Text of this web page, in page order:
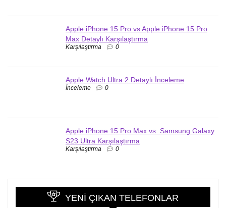
Apple iPhone 15 Pro vs Apple iPhone 15 Pro
Max Detaylı Karşılaştırma
Karşılaştırma 0
Apple Watch Ultra 2 Detaylı İnceleme
İnceleme 0
Apple iPhone 15 Pro Max vs. Samsung Galaxy
S23 Ultra Karşılaştırma
Karşılaştırma 0
YENI ÇIKAN TELEFONLAR